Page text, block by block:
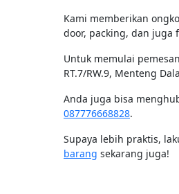
Kami memberikan
door, packing, dan juga
Untuk memulai
RT.7/RW.9, Menteng
Anda juga bisa
087776668828.
Supaya lebih praktis,
barang sekarang juga!